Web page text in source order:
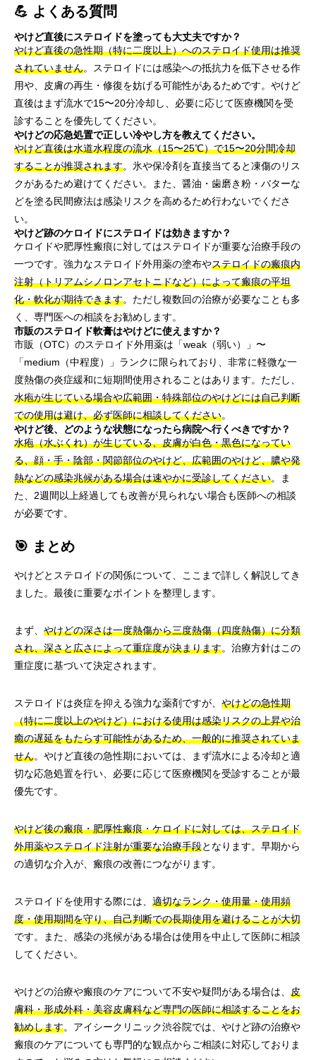
💪 よくある質問
やけど直後にステロイドを塗っても大丈夫ですか？
やけど直後の急性期（特に二度以上）へのステロイド使用は推奨
されていません。ステロイドには感染への抵抗力を低下させる作
用や、皮膚の再生・修復を妨げる可能性があるためです。やけど
直後はまず流水で15〜20分冷却し、必要に応じて医療機関を受
診することを優先してください。
やけどの応急処置で正しい冷やし方を教えてください。
やけど直後は水道水程度の流水（15〜25℃）で15〜20分間冷却
することが推奨されます。氷や保冷剤を直接当てると凍傷のリス
クがあるため避けてください。また、醤油・歯磨き粉・バターな
どを塗る民間療法は感染リスクを高めるため行わないでくださ
い。
やけど跡のケロイドにステロイドは効きますか？
ケロイドや肥厚性瘢痕に対してはステロイドが重要な治療手段の
一つです。強力なステロイド外用薬の塗布やステロイドの瘢痕内
注射（トリアムシノロンアセトニドなど）によって瘢痕の平坦
化・軟化が期待できます。ただし複数回の治療が必要なことも多
く、専門医への相談をお勧めします。
市販のステロイド軟膏はやけどに使えますか？
市販（OTC）のステロイド外用薬は「weak（弱い）」〜
「medium（中程度）」ランクに限られており、非常に軽微な一
度熱傷の炎症緩和に短期間使用されることはあります。ただし、
水疱が生じている場合や広範囲・特殊部位のやけどには自己判断
での使用は避け、必ず医師に相談してください。
やけど後、どのような状態になったら病院へ行くべきですか？
水疱（水ぶくれ）が生じている、皮膚が白色・黒色になってい
る、顔・手・陰部・関節部位のやけど、広範囲のやけど、膿や発
熱などの感染兆候がある場合は速やかに受診してください。ま
た、2週間以上経過しても改善が見られない場合も医師への相談
が必要です。
🎯 まとめ
やけどとステロイドの関係について、ここまで詳しく解説してき
ました。最後に重要なポイントを整理します。
まず、 やけどの深さは一度熱傷から三度熱傷（四度熱傷）に分類
され、深さと広さによって重症度が決まります。治療方針はこの
重症度に基づいて決定されます。
ステロイドは炎症を抑える強力な薬剤ですが、 やけどの急性期
（特に二度以上のやけど）における使用は感染リスクの上昇や治
癒の遅延をもたらす可能性があるため、一般的に推奨されていま
せん。やけど直後の急性期においては、まず流水による冷却と適
切な応急処置を行い、必要に応じて医療機関を受診することが最
優先です。
やけど後の瘢痕・肥厚性瘢痕・ケロイドに対しては、ステロイド
外用薬やステロイド注射が重要な治療手段となります。早期から
の適切な介入が、瘢痕の改善につながります。
ステロイドを使用する際には、 適切なランク・使用量・使用頻
度・使用期間を守り、自己判断での長期使用を避けることが大切
です。また、感染の兆候がある場合は使用を中止して医師に相談
してください。
やけどの治療や瘢痕のケアについて不安や疑問がある場合は、 皮
膚科・形成外科・美容皮膚科など専門の医師に相談することをお
勧めします。アイシークリニック渋谷院では、やけど跡の治療や
瘢痕のケアについても専門的な観点からご相談に対応しておりま